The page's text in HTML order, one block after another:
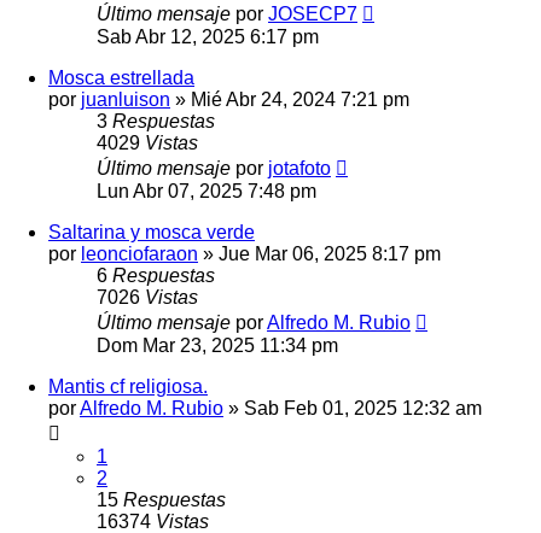
Último mensaje por JOSECP7
Sab Abr 12, 2025 6:17 pm
Mosca estrellada
por juanluison » Mié Abr 24, 2024 7:21 pm
3 Respuestas
4029 Vistas
Último mensaje por jotafoto
Lun Abr 07, 2025 7:48 pm
Saltarina y mosca verde
por leonciofaraon » Jue Mar 06, 2025 8:17 pm
6 Respuestas
7026 Vistas
Último mensaje porAlfredo M. Rubio
Dom Mar 23, 2025 11:34 pm
Mantis cf religiosa.
porAlfredo M. Rubio » Sab Feb 01, 2025 12:32 am
1
2
15 Respuestas
16374 Vistas